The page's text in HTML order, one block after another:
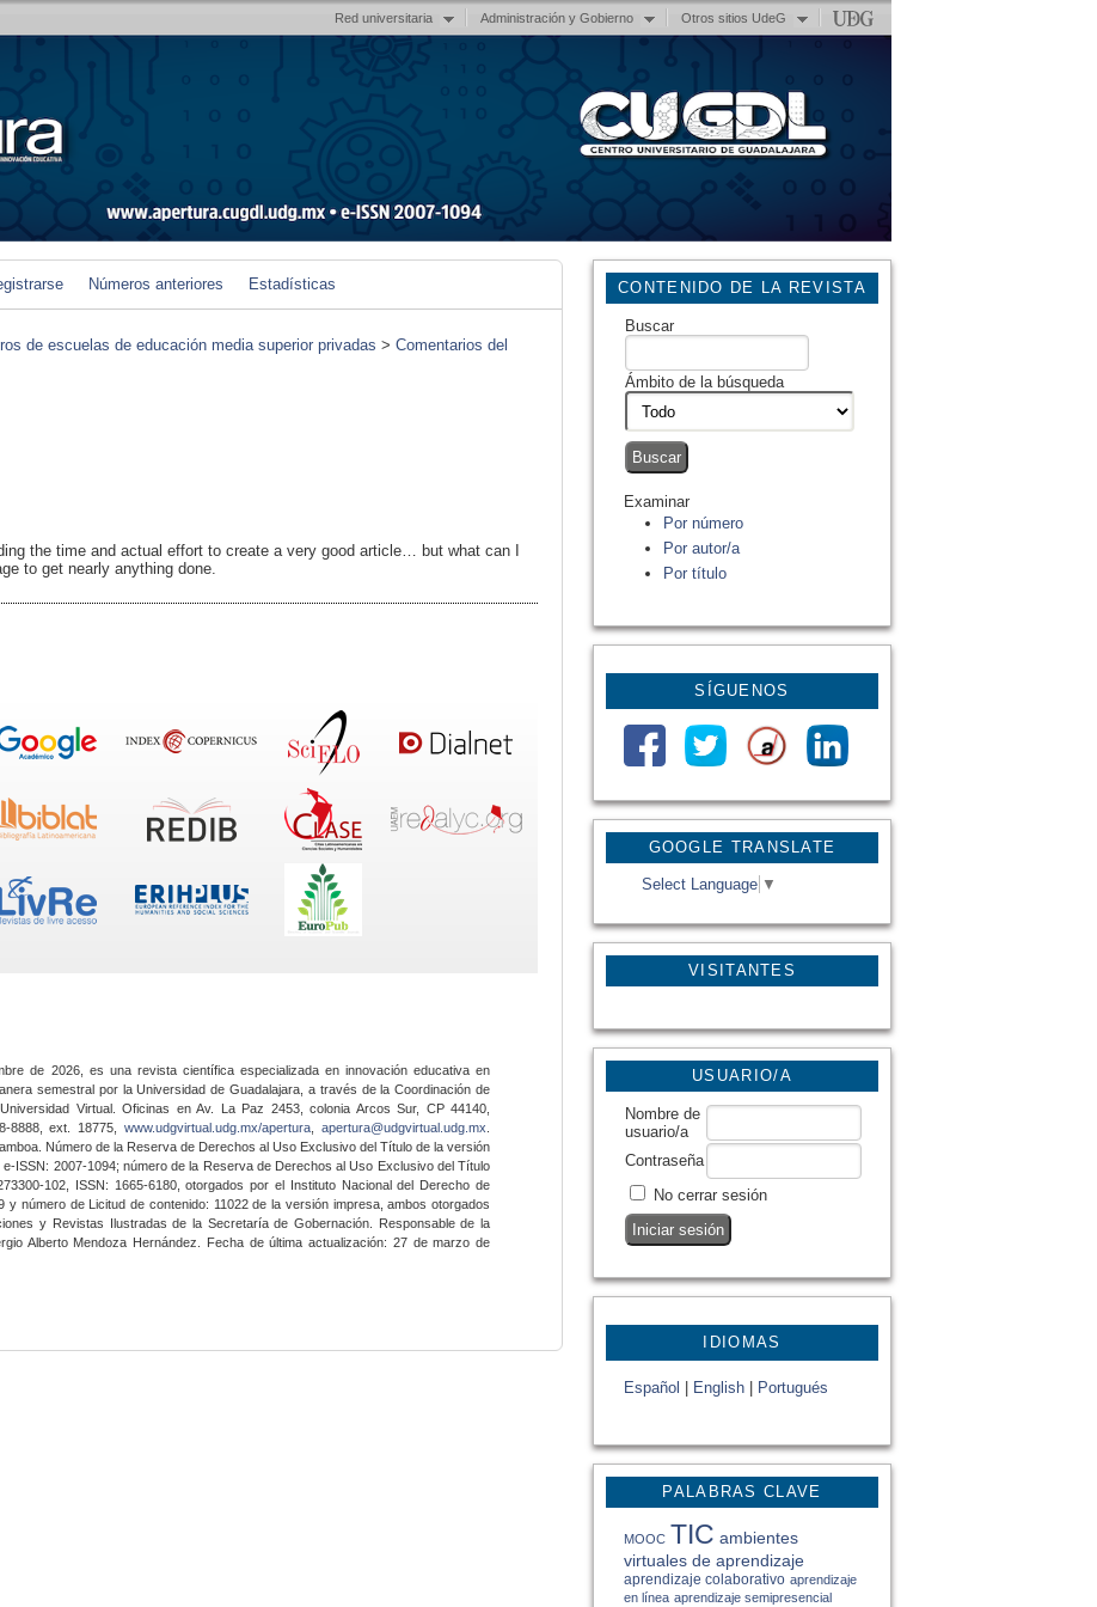
Red universitaria Administración y Gobierno Otros sitios UdeG
GOOGLE TRANSLATE
Select Language ▼
VISITANTES
CONTENIDO DE LA REVISTA
Buscar
Ámbito de la búsqueda
Examinar
Por número
Por autor/a
Por título
SÍGUENOS
USUARIO/A
Nombre de
usuario/a
Contraseña
No cerrar sesión
IDIOMAS
Español English Portugués
PALABRAS CLAVE
MOOC TIC ambientes
virtuales de aprendizaje
aprendizaje colaborativo aprendizaje
en línea aprendizaje semipresencial
Números anteriores Estadísticas
de escuelas de educación media superior privadas > Comentarios del
the time and actual effort to create a very good article… but what can I
to get nearly anything done.
de 2026, es una revista científica especializada en innovación educativa en
semestral por la Universidad de Guadalajara, a través de la Coordinación de
Virtual. Oficinas en Av. La Paz 2453, colonia Arcos Sur, CP 44140,
8888, ext. 18775,www.udgvirtual.udg.mx/apertura apertura@udgvirtual.udg.mx
Número de la Reserva de Derechos al Uso Exclusivo del Título de la versión
ISSN: 2007-1094; número de la Reserva de Derechos al Uso Exclusivo del Título
102, ISSN: 1665-6180, otorgados por el Instituto Nacional del Derecho de
y número de Licitud de contenido: 11022 de la versión impresa, ambos otorgados
y Revistas Ilustradas de la Secretaría de Gobernación. Responsable de la
Alberto Mendoza Hernández. Fecha de última actualización: 27 de marzo de